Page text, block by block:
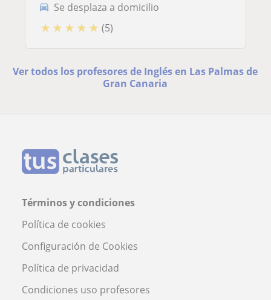
Se desplaza a domicilio
★ ★ ★ ★ ★ (5)
Ver todos los profesores de Inglés en Las Palmas de
Gran Canaria
Términos y condiciones
Política de cookies
Configuración de Cookies
Política de privacidad
Condiciones uso profesores